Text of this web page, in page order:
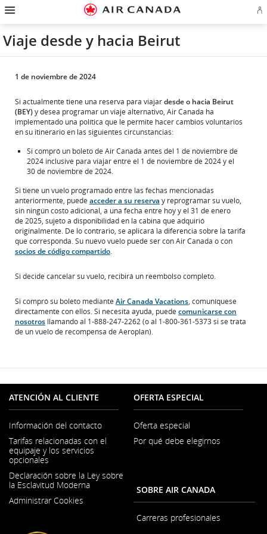
página
de
inicio
Omitir
pasar
a
la
pantalla
de
principal
Omitir
pasar
al
contenido
campo
de
búsqueda
Omitir
pasar
a
los
vínculos
del
Omitir
pasar
al
mapa
sitio
Omitir
pasar
a
Contáctenos
de
Viaje desde y hacia Beirut
1 de noviembre de 2024
Si actualmente tiene una reserva para viajardesde o hacia Beirut
(BEY)y desea programar un viaje alternativo, Air Canada ha
implementado una política que le permite hacer cambios voluntarios
en su itinerario en las siguientes circunstancias:
Si compró un boleto de Air Canada antes del 1 de noviembre de
2024 inclusive para viajar entre el 1 de noviembre de 2024 y el
30 de noviembre de 2024.
Si tiene un vuelo programado entre las fechas mencionadas
anteriormente, puede acceder a su reserva y reprogramar su vuelo,
sin ningún costo adicional, a una fecha entre hoy y el 31 de enero
de 2025, sujeto a disponibilidad en la cabina que adquirió
originalmente. De lo contrario, se aplicará la diferencia sobre la tarifa
que corresponda. Su nuevo vuelo puede ser con Air Canada o con
socios de código compartido.
Si decide cancelar su vuelo, recibirá un reembolso completo.
Si compró su boleto mediante Air Canada Vacations, comuníquese
directamente con ellos. Si necesita ayuda, puede comunicarse con
nosotros llamando al 1-888-247-2262 (o al 1-800-361-5373 si se trata
de un vuelo de recompensa de Aeroplan).
ATENCIÓN AL CLIENTE
Información del contacto
abre
ventana
nueva
Tarifas relacionadas con el
equipaje y los servicios
opcionales
Declaración sobre la Ley sobre
la Esclavitud Moderna
Administrar Cookies
OFERTA ESPECIAL
Oferta especial
Por qué debe elegirnos
SOBRE AIR CANADA
Carreras profesionales